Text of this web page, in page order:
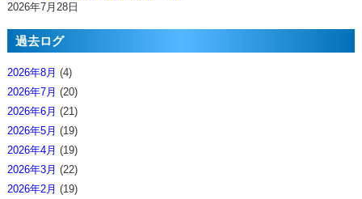
2026年7月28日
過去ログ
2026年8月 (4)
2026年7月 (20)
2026年6月 (21)
2026年5月 (19)
2026年4月 (19)
2026年3月 (22)
2026年2月 (19)